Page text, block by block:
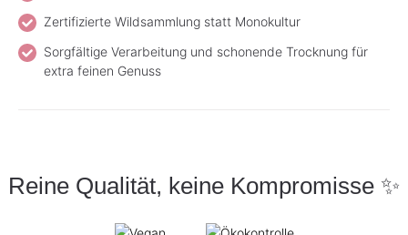
Zertifizierte Wildsammlung statt Monokultur
Sorgfältige Verarbeitung und schonende Trocknung für
extra feinen Genuss
Reine Qualität, keine Kompromisse ✨